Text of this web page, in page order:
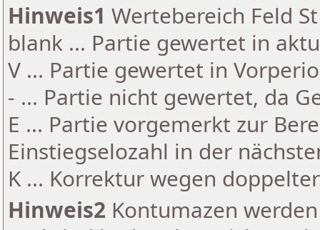
Hinweis1 Wertebereich Feld
blank ... Partie gewertet in
V ... Partie gewertet in
- ... Partie nicht gewertet, da
E ... Partie vorgemerkt zur
Einstiegselozahl in der
K ... Korrektur wegen
Hinweis2 Kontumazen